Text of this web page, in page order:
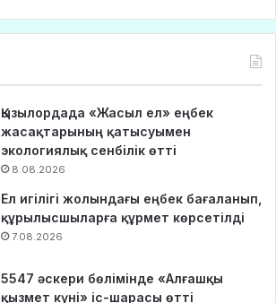
Қызылордада «Жасыл ел» еңбек
жасақтарының қатысуымен
экологиялық сенбілік өтті
8.08.2026
Ел игілігі жолындағы еңбек бағаланып,
құрылысшыларға құрмет көрсетілді
7.08.2026
5547 әскери бөлімінде «Алғашқы
қызмет күні» іс-шарасы өтті